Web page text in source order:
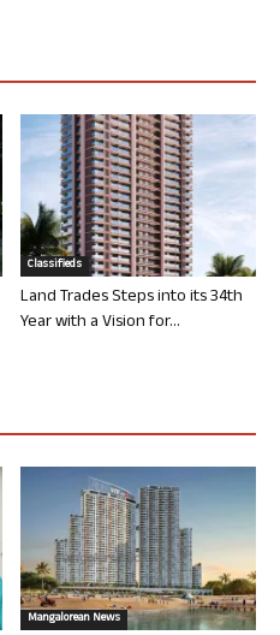
Classifieds
Land Trades Steps into its 34th
Year with a Vision for...
Mangalorean News